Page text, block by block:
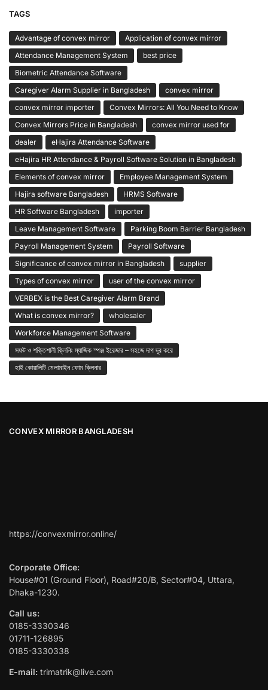
TAGS
Advantage of convex mirror
Application of convex mirror
Attendance Management System
best price
Biometric Attendance Software
Caregiver Alarm Supplier in Bangladesh
convex mirror
convex mirror importer
Convex Mirrors: All You Need to Know
Convex Mirrors Price in Bangladesh
convex mirror used for
dealer
eHajira Attendance Software
eHajira HR Attendance & Payroll Software Solution in Bangladesh
Elements of convex mirror
Employee Management System
Hajira software Bangladesh
HRMS Software
HR Software Bangladesh
importer
Leave Management Software
Parking Boom Barrier Bangladesh
Payroll Management System
Payroll Software
Significance of convex mirror in Bangladesh
supplier
Types of convex mirror
user of the convex mirror
VERBEX is the Best Caregiver Alarm Brand
What is convex mirror?
wholesaler
Workforce Management Software
সফট ও শক্তিশালী ক্লিনিং ম্যাজিক স্পঞ্জ ইরেজার – সহজে দাগ দূর করে
হাই কোয়ালিটি মেলামাইন ফোম ক্লিনার
CONVEX MIRROR BANGLADESH
https://convexmirror.online/
Corporate Office:
House#01 (Ground Floor), Road#20/B, Sector#04, Uttara,
Dhaka-1230.
Call us:
0185-3330346
01711-126895
0185-3330338
E-mail: trimatrik@live.com